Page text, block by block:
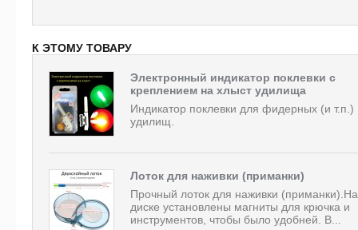
К ЭТОМУ ТОВАРУ
Электронный индикатор поклевки с
креплением на хлыст удилища
Индикатор поклевки для фидерных (и т.п.)
удилищ.
Лоток для наживки (приманки)
Прочный лоток для наживки (приманки).На
диске установлены магниты для крючка и
инструментов, чтобы было удобней. В...